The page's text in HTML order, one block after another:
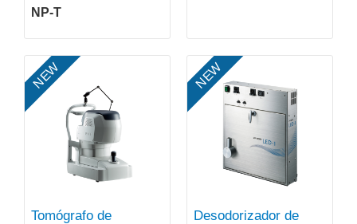
NP-T
NEW
Tomógrafo de
NEW
Desodorizador de